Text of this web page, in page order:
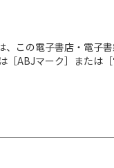
、この電子書店・電子
［ABJマーク］または